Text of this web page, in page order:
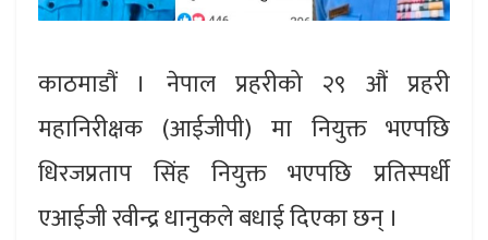
काठमाडौं । नेपाल प्रहरीको २९ औं प्रहरी
महानिरीक्षक (आईजीपी) मा नियुक्त भएपछि
धिरजप्रताप सिंह नियुक्त भएपछि प्रतिस्पर्धी
एआईजी रवीन्द्र धानुकले बधाई दिएका छन् ।